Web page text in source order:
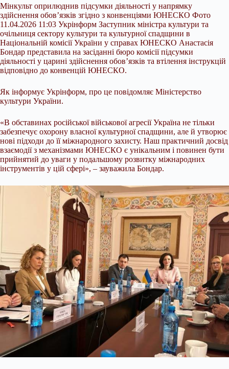
Мінкульт оприлюднив підсумки діяльності у напрямку
здійснення обов’язків згідно з конвенціями ЮНЕСКО Фото
11.04.2026 11:03 Укрінформ Заступник міністра культури та
очільниця сектору культури та культурної спадщини в
Національній комісії України у справах ЮНЕСКО Анастасія
Бондар представила на засіданні бюро комісії підсумки
діяльності у царині здійснення обов’язків та втілення інструкцій
відповідно до конвенцій ЮНЕСКО.
Як інформує Укрінформ, про це повідомляє Міністерство
культури України.
«В обставинах російської військової агресії Україна не тільки
забезпечує охорону власної культурної спадщини, але й утворює
нові підходи до її міжнародного захисту. Наш практичний досвід
взаємодії з механізмами ЮНЕСКО є унікальним і повинен бути
прийнятий до уваги у подальшому розвитку міжнародних
інструментів у цій сфері», – зауважила Бондар.